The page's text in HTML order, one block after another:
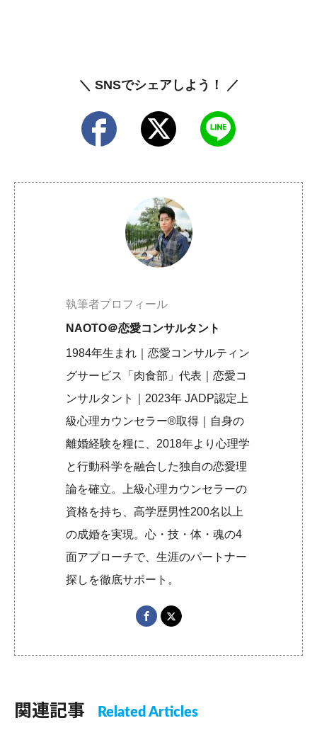
＼ SNSでシェアしよう！ ／
執筆者プロフィール
NAOTO＠恋愛コンサルタント
1984年生まれ｜恋愛コンサルティン
グサービス「肉食部」代表｜恋愛コ
ンサルタント｜2023年 JADP認定上
級心理カウンセラー®取得｜自身の
離婚経験を糧に、2018年より心理学
と行動科学を融合した独自の恋愛理
論を確立。上級心理カウンセラーの
資格を持ち、高学歴男性200名以上
の成婚を実現。心・技・体・魂の4
面アプローチで、生涯のパートナー
探しを徹底サポート。
関連記事 Related Articles